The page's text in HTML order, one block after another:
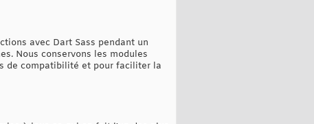
avec Dart Sass pendant un
Nous conservons les modules
de compatibilité et pour faciliter la